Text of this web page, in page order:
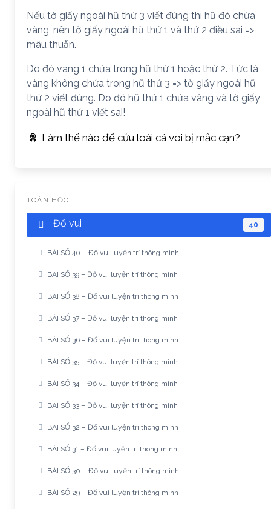
Nếu tờ giấy ngoài hũ thứ 3 viết đúng thì hũ đó chứa
vàng, nên tờ giấy ngoài hũ thứ 1 và thứ 2 điều sai =>
mâu thuẫn.
Do đó vàng 1 chứa trong hũ thứ 1 hoặc thứ 2. Tức là
vàng không chứa trong hũ thứ 3 => tờ giấy ngoài hũ
thứ 2 viết đúng. Do đó hũ thứ 1 chứa vàng và tờ giấy
ngoài hũ thứ 1 viết sai!
Làm thế nào để cứu loài cá voi bị mắc cạn?
TOÁN HỌC
Đố vui 40
BÀI SỐ 40 – Đố vui luyện trí thông minh
BÀI SỐ 39 – Đố vui luyện trí thông minh
BÀI SỐ 38 – Đố vui luyện trí thông minh
BÀI SỐ 37 – Đố vui luyện trí thông minh
BÀI SỐ 36 – Đố vui luyện trí thông minh
BÀI SỐ 35 – Đố vui luyện trí thông minh
BÀI SỐ 34 – Đố vui luyện trí thông minh
BÀI SỐ 33 – Đố vui luyện trí thông minh
BÀI SỐ 32 – Đố vui luyện trí thông minh
BÀI SỐ 31 – Đố vui luyện trí thông minh
BÀI SỐ 30 – Đố vui luyện trí thông minh
BÀI SỐ 29 – Đố vui luyện trí thông minh